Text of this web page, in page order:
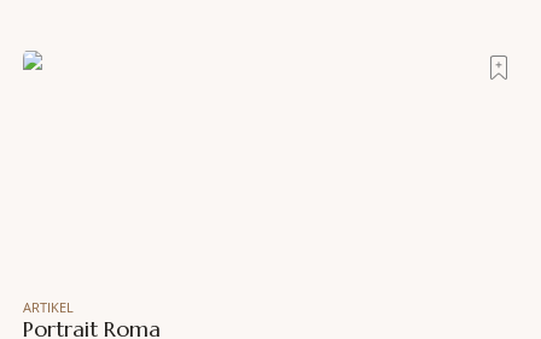
travel när det
ARTIKEL
Portrait Roma